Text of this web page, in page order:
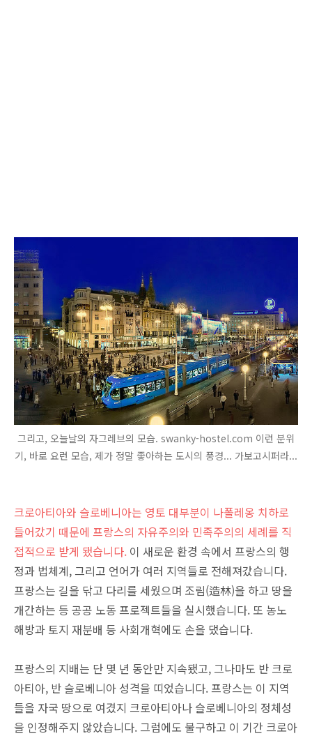
그리고, 오늘날의 자그레브의 모습. swanky-hostel.com 이런 분위
기, 바로 요런 모습, 제가 정말 좋아하는 도시의 풍경... 가보고시퍼라...
크로아티아와 슬로베니아는 영토 대부분이 나폴레옹 치하로
들어갔기 때문에 프랑스의 자유주의와 민족주의의 세례를 직
접적으로 받게 됐습니다. 이 새로운 환경 속에서 프랑스의 행
정과 법체계, 그리고 언어가 여러 지역들로 전해져갔습니다.
프랑스는 길을 닦고 다리를 세웠으며 조림(造林)을 하고 땅을
개간하는 등 공공 노동 프로젝트들을 실시했습니다. 또 농노
해방과 토지 재분배 등 사회개혁에도 손을 댔습니다.
프랑스의 지배는 단 몇 년 동안만 지속됐고, 그나마도 반 크로
아티아, 반 슬로베니아 성격을 띠었습니다. 프랑스는 이 지역
들을 자국 땅으로 여겼지 크로아티아나 슬로베니아의 정체성
을 인정해주지 않았습니다. 그럼에도 불구하고 이 기간 크로아